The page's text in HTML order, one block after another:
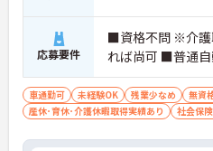
応募要件
■資格不問 ※介護
れば尚可 ■普通
車通勤可 未経験OK 残業少なめ 無資
産休･育休･介護休暇取得実績あり
社会保